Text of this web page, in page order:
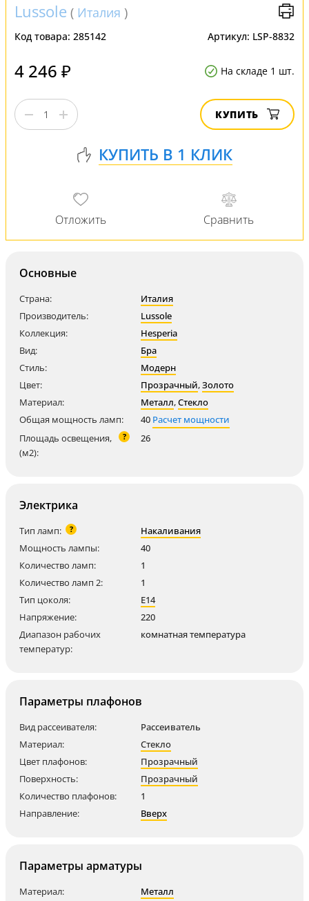
Lussole ( Италия )
Код товара: 285142 Артикул: LSP-8832
4 246 ₽ На складе 1 шт.
КУПИТЬ
Основные
Страна:
Италия
Производитель:
Lussole
Коллекция:
Hesperia
Вид:
Бра
Стиль:
Модерн
Цвет:
Прозрачный,Золото
Материал:
Металл,Стекло
Общая мощность ламп:
40 Расчет мощности
Площадь освещения,
(м2):
? 26
Электрика
Тип ламп: ?
Накаливания
Мощность лампы:
40
Количество ламп:
1
Количество ламп 2:
1
Тип цоколя:
E14
Напряжение:
220
Диапазон рабочих
температур:
комнатная температура
Параметры плафонов
Вид рассеивателя:
Рассеиватель
Материал:
Стекло
Цвет плафонов:
Прозрачный
Поверхность:
Прозрачный
Количество плафонов:
1
Направление:
Вверх
Параметры арматуры
Материал: Металл